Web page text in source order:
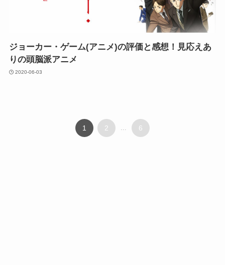
ジョーカー・ゲーム(アニメ)の評価と感想！見応えあ
りの頭脳派アニメ
2020-06-03
1 2 ... 6